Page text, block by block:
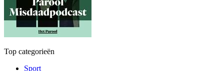
Top categorieën
Sport